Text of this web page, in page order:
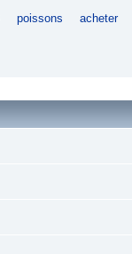
poissons acheter